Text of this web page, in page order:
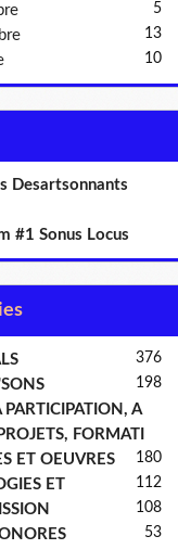
5
13
10
Desartsonnants
#1 Sonus Locus
376
198
PARTICIPATION, A
FORMATI
180
ET OEUVRES
112
ET
108
53